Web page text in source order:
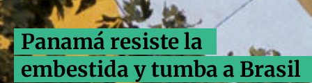
Panamá resiste la
embestida y tumba a Brasil